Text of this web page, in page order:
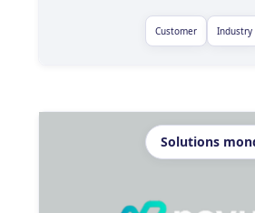
Customer Industry
Solutions